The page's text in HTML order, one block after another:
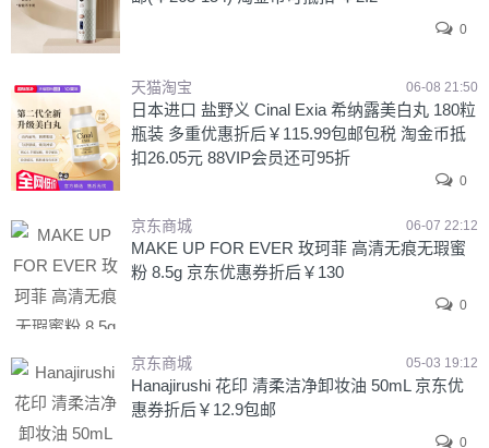
0
天猫淘宝 06-08 21:50
日本进口 盐野义 Cinal Exia 希纳露美白丸 180粒
瓶装 多重优惠折后￥115.99包邮包税 淘金币抵
扣26.05元 88VIP会员还可95折
0
京东商城 06-07 22:12
MAKE UP FOR EVER 玫珂菲 高清无痕无瑕蜜
粉 8.5g 京东优惠券折后￥130
0
京东商城 05-03 19:12
Hanajirushi 花印 清柔洁净卸妆油 50mL 京东优
惠券折后￥12.9包邮
0